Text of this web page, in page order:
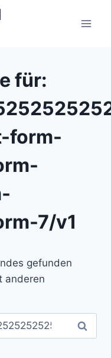
für:
form-
7/v1
gefunden
anderen